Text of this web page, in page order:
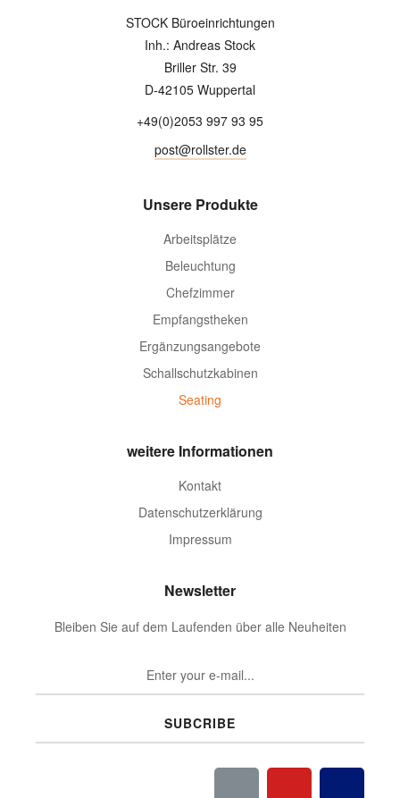
STOCK Büroeinrichtungen
Inh.: Andreas Stock
Briller Str. 39
D-42105 Wuppertal
+49(0)2053 997 93 95
post@rollster.de
Unsere Produkte
Arbeitsplätze
Beleuchtung
Chefzimmer
Empfangstheken
Ergänzungsangebote
Schallschutzkabinen
Seating
weitere Informationen
Kontakt
Datenschutzerklärung
Impressum
Newsletter
Bleiben Sie auf dem Laufenden über alle Neuheiten
SUBCRIBE